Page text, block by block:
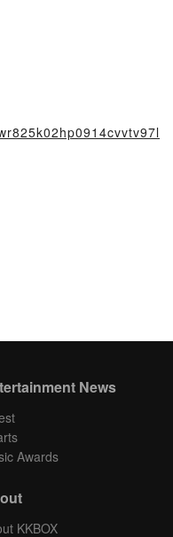
News
Awards
KKBOX